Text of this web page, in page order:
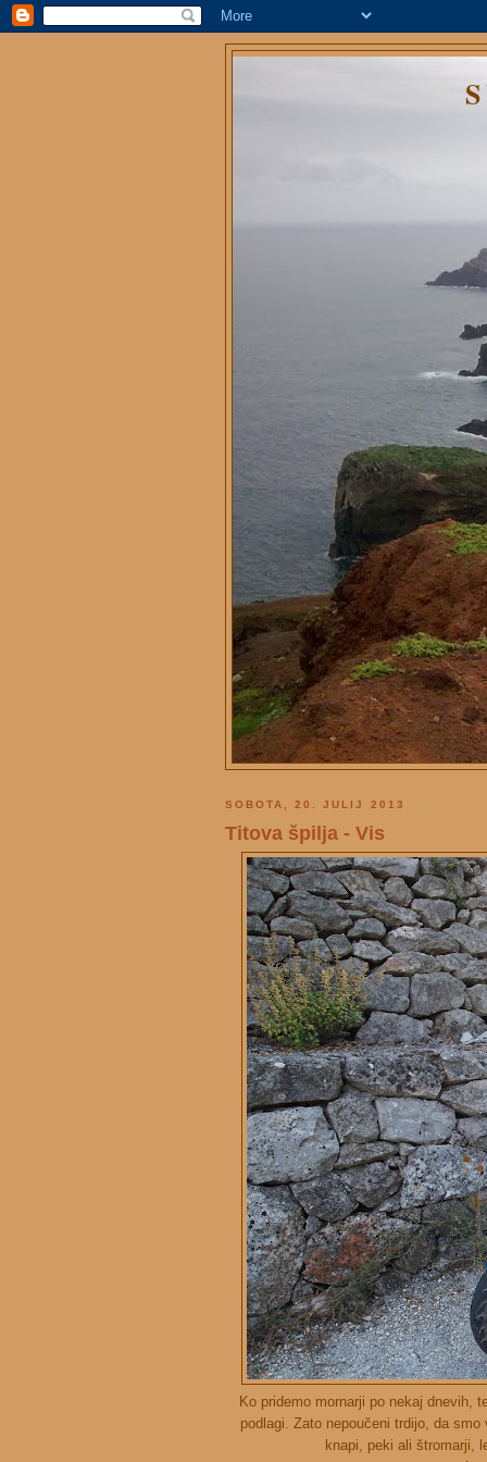
SOBOTA, 20. JULIJ 2013
Titova špilja - Vis
Ko pridemo mornarji po nekaj dnevih,
podlagi. Zato nepoučeni trdijo, da
knapi, peki ali štromarji,